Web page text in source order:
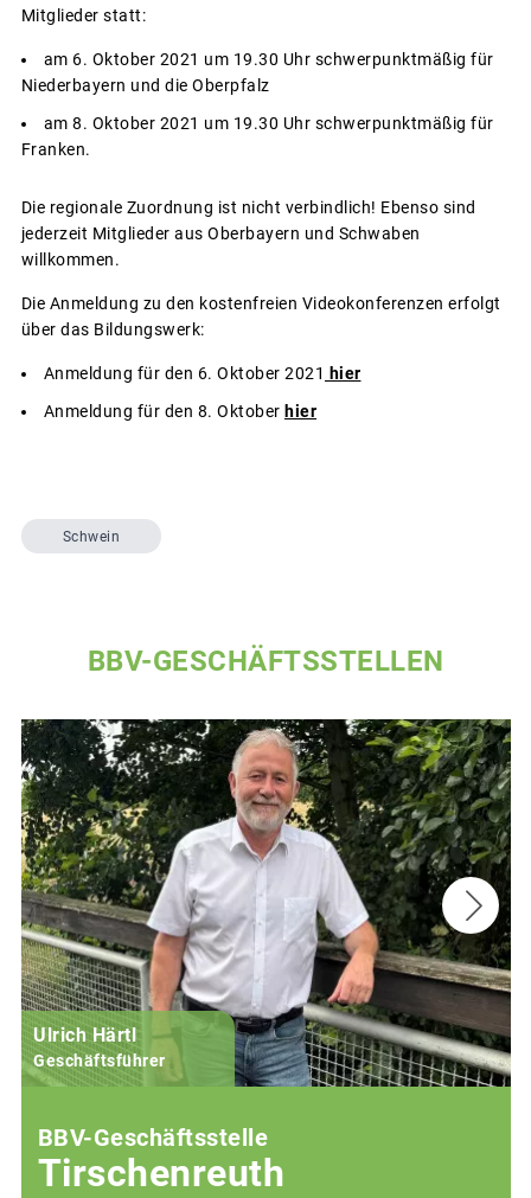
Mitglieder statt:
am 6. Oktober 2021 um 19.30 Uhr schwerpunktmäßig für
Niederbayern und die Oberpfalz
am 8. Oktober 2021 um 19.30 Uhr schwerpunktmäßig für
Franken.
Die regionale Zuordnung ist nicht verbindlich! Ebenso sind
jederzeit Mitglieder aus Oberbayern und Schwaben
willkommen.
Die Anmeldung zu den kostenfreien Videokonferenzen erfolgt
über das Bildungswerk:
Anmeldung für den 6. Oktober 2021 hier
Anmeldung für den 8. Oktober hier
Schwein
BBV-GESCHÄFTSSTELLEN
Ulrich Härtl
Geschäftsführer
BBV-Geschäftsstelle
Tirschenreuth